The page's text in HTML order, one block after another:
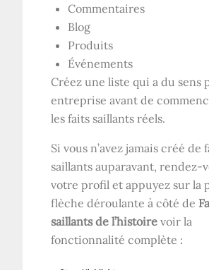
Commentaires
Blog
Produits
Événements
Créez une liste qui a du sens
entreprise avant de
les faits saillants réels.
Si vous n’avez jamais créé de
saillants auparavant, rendez-
votre profil et appuyez sur la
flèche déroulante à côté de
saillants de l’histoire voir la
fonctionnalité complète :